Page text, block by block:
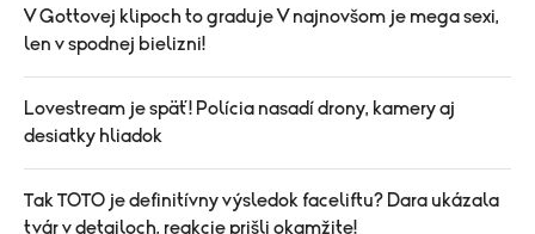
V Gottovej klipoch to graduje V najnovšom je mega sexi,
len v spodnej bielizni!
Lovestream je späť! Polícia nasadí drony, kamery aj
desiatky hliadok
Tak TOTO je definitívny výsledok faceliftu? Dara ukázala
tvár v detailoch, reakcie prišli okamžite!